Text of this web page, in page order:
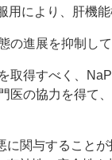
により、肝機
の進展を抑制し
取得すべく、
医の協力を得て
関与すること